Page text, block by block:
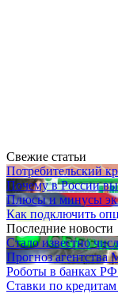
Свежие статьи
Потребительский
Почему в России
Плюсы и минусы
Как подключить
Последние новости
Стало известно
Прогноз агентства
Роботы в банках РФ
Ставки по